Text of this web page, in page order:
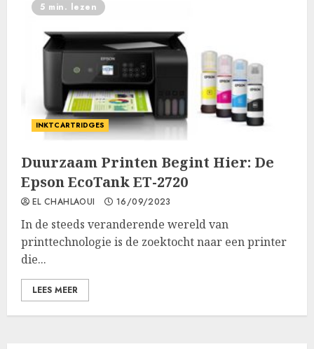
5 min. lezen
INKTCARTRIDGES
Duurzaam Printen Begint Hier: De
Epson EcoTank ET-2720
EL CHAHLAOUI 16/09/2023
In de steeds veranderende wereld van
printtechnologie is de zoektocht naar een printer
die...
LEES MEER